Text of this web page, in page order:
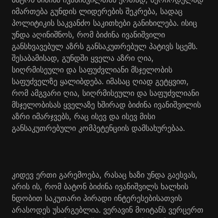
იმართება გუნდის ლიდერების შეკრება, სადაც
პოლიტიკის საკვანძო საკითხები განიხილება. ისიც
უნდა აღინიშნოს, რომ ბიძინა ივანიშვილი
განსხვავებულ აზრს განსაკუთრებულ პატივს სცემს.
შესაბამისად, გუნდში ყველა აზრი ღია,
სიღრმისეული და საფუძვლიანი მსჯელობის
საფუძველზე ყალიბდება. იმასაც ღიად გეტყვით,
რომ ამგვარი ღია, სიღრმისეული და საფუძვლიანი
მსჯელობისას ყველაზე ხშირად ბიძინა ივანიშვილის
აზრი იმარჯვებს, რაც ისევ და ისევ მისი
განსაკუთრებული კომპეტენციის დამსახურებაა.
კიდევ ერთი გარემოება, რასაც ხაზი უნდა გაესვას,
არის ის, რომ ბატონ ბიძინა ივანიშვილს ხალხის
ნდობით საკუთარი პირადი ინტერესებისათვის
არასოდეს უსარგებლია. ვერავინ მოიტანს ვერცერთ